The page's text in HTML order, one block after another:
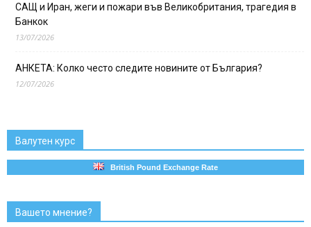
САЩ и Иран, жеги и пожари във Великобритания, трагедия в
Банкок
13/07/2026
АНКЕТА: Колко често следите новините от България?
12/07/2026
Валутен курс
British Pound Exchange Rate
Вашето мнение?